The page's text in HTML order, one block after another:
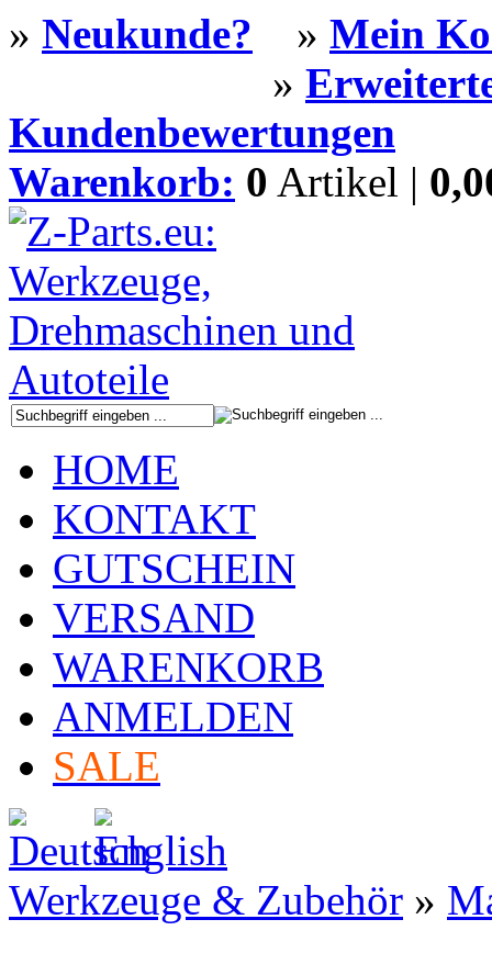
» Neukunde? » Mein
»
Kundenbewertungen
Warenkorb: 0 Artikel |
HOME
KONTAKT
GUTSCHEIN
VERSAND
WARENKORB
ANMELDEN
SALE
Werkzeuge & Zubehör »